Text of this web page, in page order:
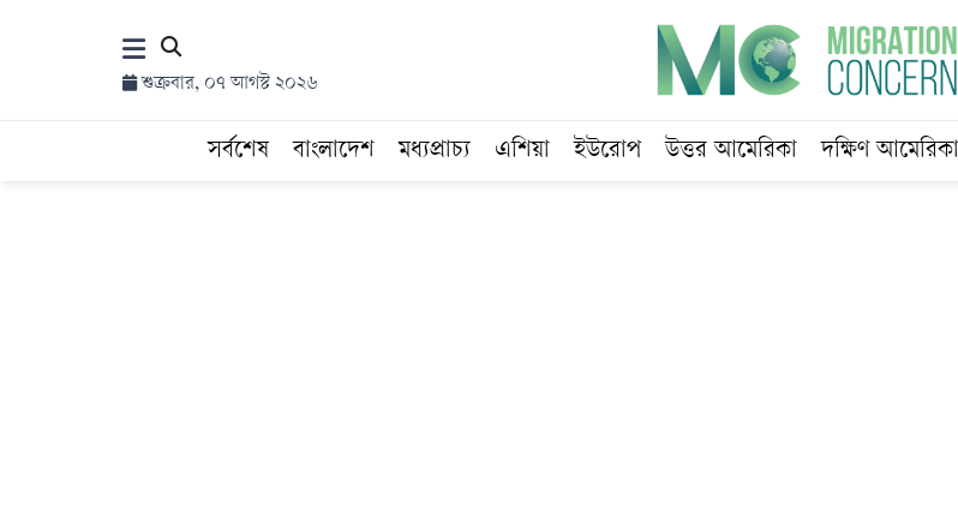
শুক্রবার, ০৭ আগস্ট ২০২৬
সর্বশেষ বাংলাদেশ মধ্যপ্রাচ্য এশিয়া ইউরোপ উত্তর আমেরিকা দক্ষিণ আমেরিকা